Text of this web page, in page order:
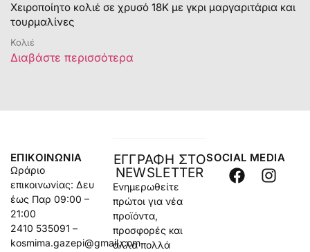
Χειροποίητο κολιέ σε χρυσό 18Κ με γκρι μαργαριτάρια και
τουρμαλίνες
Κολιέ
Διαβάστε περισσότερα
ΕΠΙΚΟΙΝΩΝΊΑ
Ωράριο
επικοινωνίας: Δευ
έως Παρ 09:00 –
21:00
2410 535091 –
kosmima.gazepi@gmail.com
ΕΓΓΡΑΦΗ ΣΤΟ
NEWSLETTER
Ενημερωθείτε
πρώτοι για νέα
προϊόντα,
προσφορές και
άλλα πολλά
SOCIAL MEDIA